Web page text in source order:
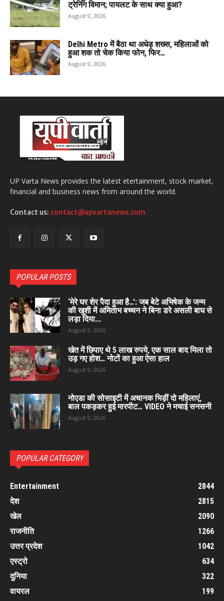
ट्रेनिंग विमान; पायलट के साथ क्या हुआ?
August 9, 2026
Delhi Metro में बैठा था अधेड़ शख्स, महिलाओं को
हुआ शक तो चेक किया फोन, फिर…
August 9, 2026
UP Varta News provides the latest etertainment, stock market,
financial and business news from around the world.
Contact us: contact@upvartanews.com
POPULAR POSTS
‘मेरे घर शेर पैदा हुआ है…’: जब बेटे अभिषेक के जन्म
की खुशी में अमिताभ बच्चन ने बिना डरे असली बाघ से
लड़ा दिया...
August 9, 2026
खेत में छिपाए थे 5 लाख रुपये, एक साल बाद मिला तो
उड़ गए होश… नोटों का हुआ ऐसा हाल
August 9, 2026
नोएडा की सोसाइटी में अचानक भिड़ीं दो महिलाएं,
बाल पकड़कर हुई मारपीट… VIDEO ने मचाई सनसनी
August 9, 2026
POPULAR CATEGORY
Entertainment
2844
देश
2815
खेल
2090
राजनीति
1266
उत्तर प्रदेश
1042
एस्ट्रो
634
दुनिया
322
वायरल
199